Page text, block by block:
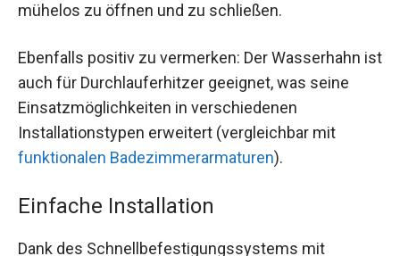
mühelos zu öffnen und zu schließen.
Ebenfalls positiv zu vermerken: Der Wasserhahn ist
auch für Durchlauferhitzer geeignet, was seine
Einsatzmöglichkeiten in verschiedenen
Installationstypen erweitert (vergleichbar mit
funktionalen Badezimmerarmaturen).
Einfache Installation
Dank des Schnellbefestigungssystems mit